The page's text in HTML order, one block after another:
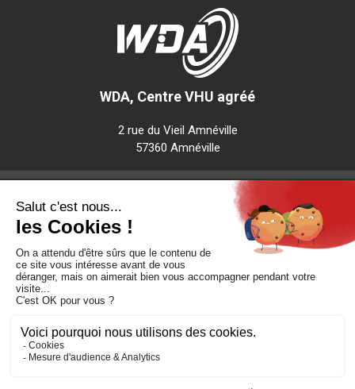
WDA, Centre VHU agréé
2 rue du Vieil Amnéville
57360 Amnéville
Besoin d'aide